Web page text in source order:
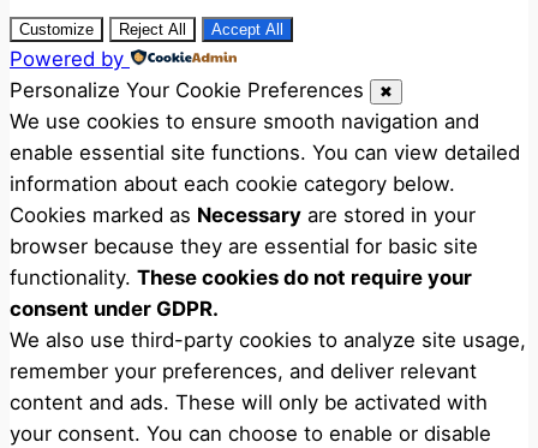
Customize Reject All Accept All
Powered by
Personalize Your Cookie Preferences
✖
We use cookies to ensure smooth navigation and
enable essential site functions. You can view detailed
information about each cookie category below.
Cookies marked as Necessary are stored in your
browser because they are essential for basic site
functionality. These cookies do not require your
consent under GDPR.
We also use third-party cookies to analyze site usage,
remember your preferences, and deliver relevant
content and ads. These will only be activated with
your consent. You can choose to enable or disable